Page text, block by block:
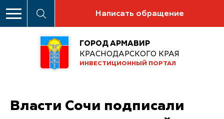
Написать обращение
ГОРОД АРМАВИР
КРАСНОДАРСКОГО КРАЯ
ИНВЕСТИЦИОННЫЙ ПОРТАЛ
Власти Сочи подписали